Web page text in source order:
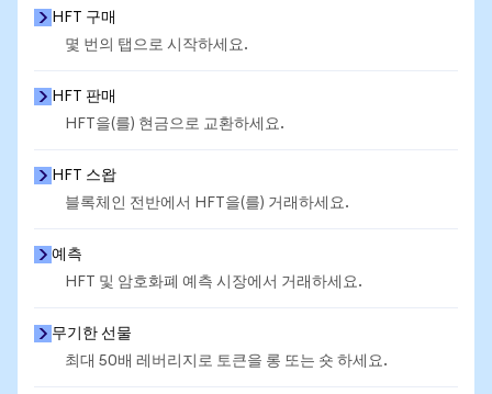
HFT 구매
몇 번의 탭으로 시작하세요.
HFT 판매
HFT을(를) 현금으로 교환하세요.
HFT 스왑
블록체인 전반에서 HFT을(를) 거래하세요.
예측
HFT 및 암호화폐 예측 시장에서 거래하세요.
무기한 선물
최대 50배 레버리지로 토큰을 롱 또는 숏 하세요.